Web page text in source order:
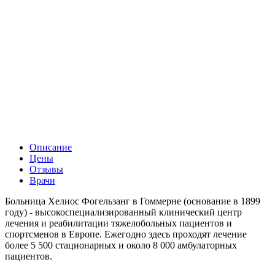
Описание
Цены
Отзывы
Врачи
Больница Хелиос Фогельзанг в Гоммерне (основание в 1899
году) - высокоспециализированный клинический центр
лечения и реабилитации тяжелобольных пациентов и
спортсменов в Европе. Ежегодно здесь проходят лечение
более 5 500 стационарных и около 8 000 амбулаторных
пациентов.